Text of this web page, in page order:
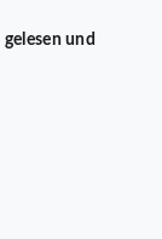
gelesen und